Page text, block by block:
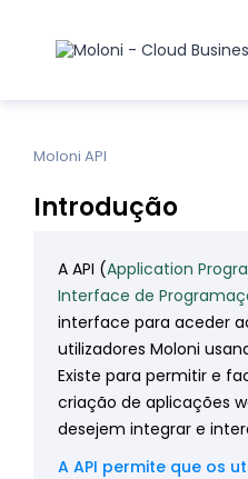
Moloni API
Introdução
A API (Application
Interface de
interface para aceder
utilizadores Moloni
Existe para permitir e
criação de aplicações
desejem integrar e
A API permite que os